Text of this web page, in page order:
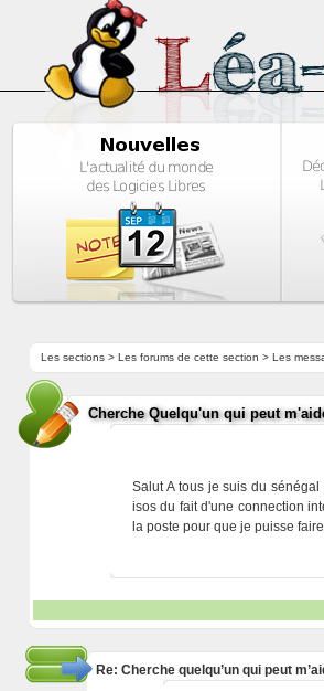
Les sections> Les forums de cette section > Les
Cherche Quelqu'un qui peut
Salut A tous je suis du
isos du fait d'une connection
la poste pour que je puisse
Re: Cherche quelqu’un qui peut